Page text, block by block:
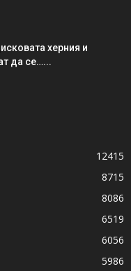
херния и
да се…...
12415
8715
8086
6519
6056
5986